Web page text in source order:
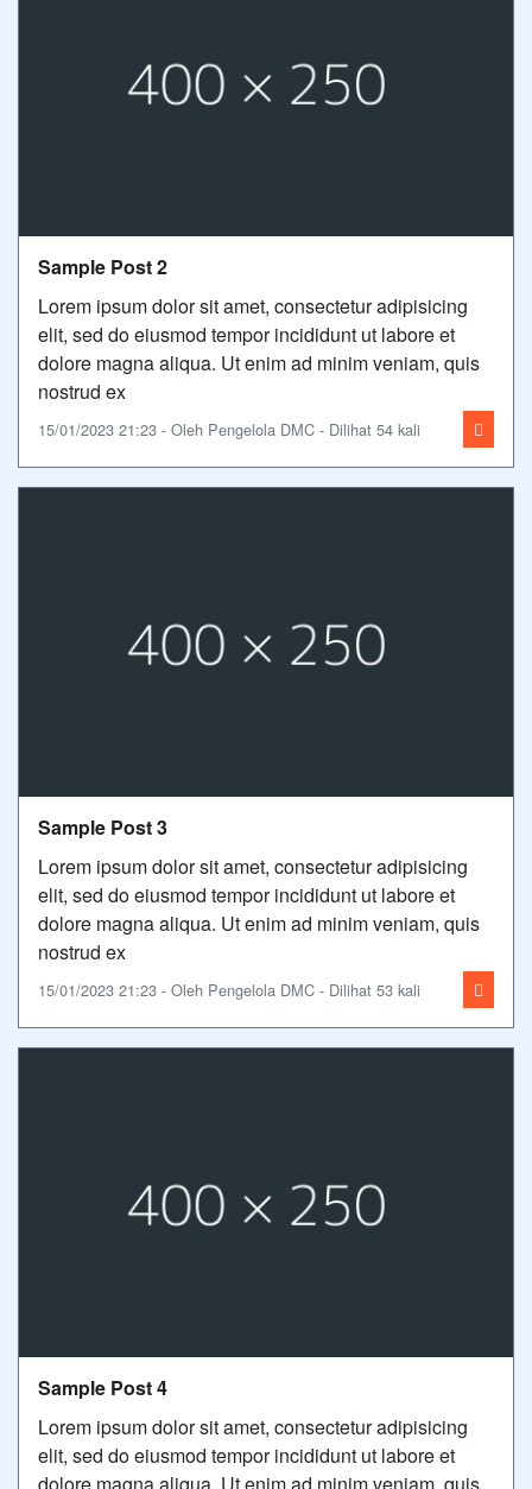
Sample Post 2
Lorem ipsum dolor sit amet, consectetur adipisicing
elit, sed do eiusmod tempor incididunt ut labore et
dolore magna aliqua. Ut enim ad minim veniam, quis
nostrud ex
15/01/2023 21:23 - Oleh Pengelola DMC - Dilihat 54 kali
Sample Post 3
Lorem ipsum dolor sit amet, consectetur adipisicing
elit, sed do eiusmod tempor incididunt ut labore et
dolore magna aliqua. Ut enim ad minim veniam, quis
nostrud ex
15/01/2023 21:23 - Oleh Pengelola DMC - Dilihat 53 kali
Sample Post 4
Lorem ipsum dolor sit amet, consectetur adipisicing
elit, sed do eiusmod tempor incididunt ut labore et